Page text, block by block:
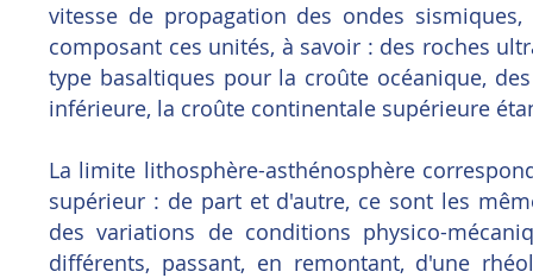
vitesse de propagation des ondes
composant ces unités, à savoir : des roches
type basaltiques pour la croûte océanique,
inférieure, la croûte continentale supérieure
La limite lithosphère-asthénosphère
supérieur : de part et d'autre, ce sont les
des variations de conditions physico-
différents, passant, en remontant, d'une